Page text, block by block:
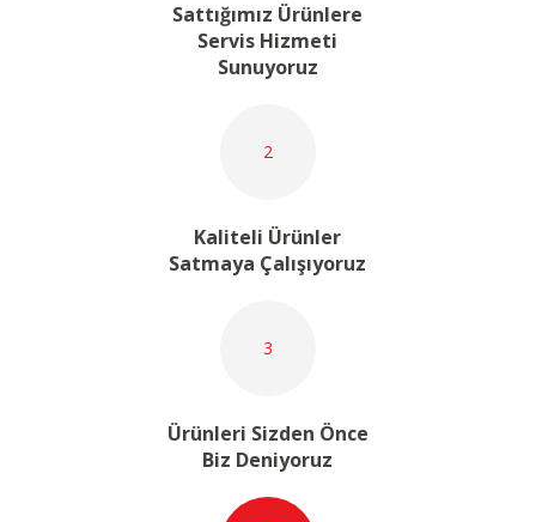
Sattığımız Ürünlere
Servis Hizmeti
Sunuyoruz
2
Kaliteli Ürünler
Satmaya Çalışıyoruz
3
Ürünleri Sizden Önce
Biz Deniyoruz